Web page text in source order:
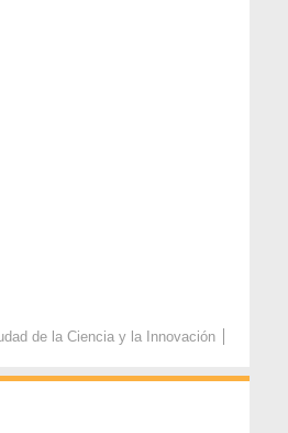
de la Ciencia y la Innovación